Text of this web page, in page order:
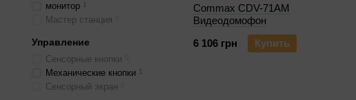
Commax CDV-71AM
Видеодомофон
6 106 грн
Купить
монитор 1
Мастер станция
Управление
Сенсорные кнопки
Механические кнопки 1
Сенсорный экран